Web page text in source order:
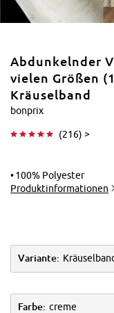
Abdunkelnder
vielen Größen
Kräuselband
bonprix
(216) >
100% Polyester
Produktinformationen
Variante:
Farbe: creme